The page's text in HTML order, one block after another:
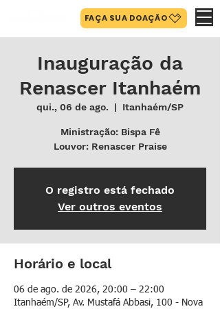
FAÇA SUA DOAÇÃO
Inauguração da
Renascer Itanhaém
qui., 06 de ago.
  |
Itanhaém/SP
Ministração: Bispa Fê
Louvor: Renascer Praise
O registro está fechado
Ver outros eventos
Horário e local
06 de ago. de 2026, 20:00 – 22:00
Itanhaém/SP, Av. Mustafá Abbasi, 100 - Nova